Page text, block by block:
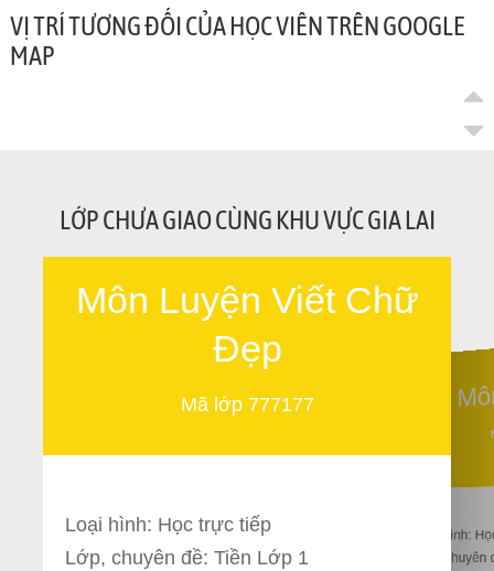
VỊ TRÍ TƯƠNG ĐỐI CỦA HỌC VIÊN TRÊN GOOGLE
MAP
LỚP CHƯA GIAO CÙNG KHU VỰC GIA LAI
Môn Luyện Viết Chữ
Đẹp
Mã lớp 777177
Loại hình: Học trực tiếp
Lớp, chuyên đề: Tiền Lớp 1
Loại hình:
Lớp,